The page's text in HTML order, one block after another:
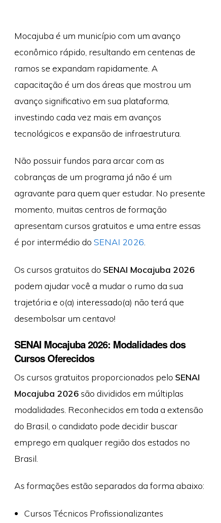
Mocajuba é um município com um avanço
econômico rápido, resultando em centenas de
ramos se expandam rapidamente. A
capacitação é um dos áreas que mostrou um
avanço significativo em sua plataforma,
investindo cada vez mais em avanços
tecnológicos e expansão de infraestrutura.
Não possuir fundos para arcar com as
cobranças de um programa já não é um
agravante para quem quer estudar. No presente
momento, muitas centros de formação
apresentam cursos gratuitos e uma entre essas
é por intermédio do SENAI 2026
Os cursos gratuitos do SENAI Mocajuba 2026
podem ajudar você a mudar o rumo da sua
trajetória e o(a) interessado(a) não terá que
desembolsar um centavo!
SENAI Mocajuba 2026: Modalidades dos
Cursos Oferecidos
Os cursos gratuitos proporcionados pelo SENAI
Mocajuba 2026 são divididos em múltiplas
modalidades. Reconhecidos em toda a extensão
do Brasil, o candidato pode decidir buscar
emprego em qualquer região dos estados no
Brasil.
As formações estão separados da forma abaixo:
Cursos Técnicos Profissionalizantes